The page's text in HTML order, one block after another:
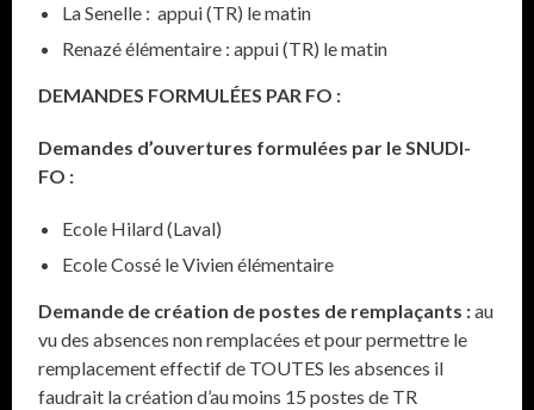
La Senelle : appui (TR) le matin
Renazé élémentaire : appui (TR) le matin
DEMANDES FORMULÉES PAR FO :
Demandes d’ouvertures formulées par le SNUDI-
FO :
Ecole Hilard (Laval)
Ecole Cossé le Vivien élémentaire
Demande de création de postes de remplaçants :au
vu des absences non remplacées et pour permettre le
remplacement effectif de TOUTES les absences il
faudrait la création d’au moins 15 postes de TR